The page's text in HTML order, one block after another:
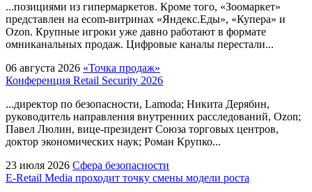
...позициями из гипермаркетов. Кроме того, «Зоомаркет»
представлен на ecom-витринах «Яндекс.Еды», «Купера» и
Ozon. Крупные игроки уже давно работают в формате
омниканальных продаж. Цифровые каналы перестали...
06 августа 2026 «Точка продаж»
Конференция Retail Security 2026
...директор по безопасности, Lamoda; Никита Дерябин,
руководитель направления внутренних расследований, Ozon;
Павел Люлин, вице-президент Союза торговых центров,
доктор экономических наук; Роман Крупко...
23 июля 2026 Сфера безопасности
E-Retail Media проходит точку смены модели роста